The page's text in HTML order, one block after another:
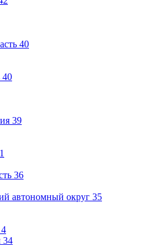
40
40
39
1
36
автономный округ 35
4
34